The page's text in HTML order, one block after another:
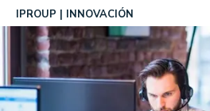
IPROUP INNOVACIÓN